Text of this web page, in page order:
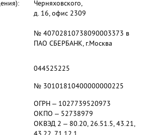
Черняховского,
д. 16, офис 2309
№ 40702810738090003373 в
ПАО СБЕРБАНК, г.Москва
044525225
№ 30101810400000000225
ОГРН – 1027739520973
ОКПО – 52738979
ОКВЭД 2 – 80.20, 26.51.5, 43.21,